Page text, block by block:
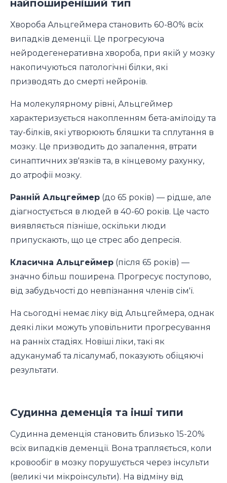
найпоширеніший тип
Хвороба Альцгеймера становить 60-80% всіх
випадків деменції. Це прогресуюча
нейродегенеративна хвороба, при якій у мозку
накопичуються патологічні білки, які
призводять до смерті нейронів.
На молекулярному рівні, Альцгеймер
характеризується накопленням бета-амілоїду та
тау-білків, які утворюють бляшки та сплутання в
мозку. Це призводить до запалення, втрати
синаптичних зв'язків та, в кінцевому рахунку,
до атрофії мозку.
Ранній Альцгеймер (до 65 років) — рідше, але
діагностується в людей в 40-60 років. Це часто
виявляється пізніше, оскільки люди
припускають, що це стрес або депресія.
Класична Альцгеймер (після 65 років) —
значно більш поширена. Прогресує поступово,
від забудьчості до невпізнання членів сім'ї.
На сьогодні немає ліку від Альцгеймера, однак
деякі ліки можуть уповільнити прогресування
на ранніх стадіях. Новіші ліки, такі як
адуканумаб та лісалумаб, показують обіцяючі
результати.
Судинна деменція та інші типи
Судинна деменція становить близько 15-20%
всіх випадків деменції. Вона трапляється, коли
кровообіг в мозку порушується через інсульти
(великі чи мікроінсульти). На відміну від